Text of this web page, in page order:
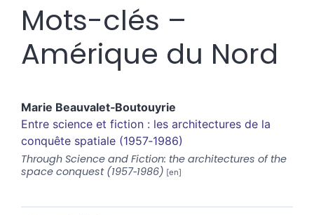
Mots-clés –
Amérique du Nord
Marie Beauvalet‑Boutouyrie
Entre science et fiction : les architectures de la
conquête spatiale (1957‑1986)
Through Science and Fiction: the architectures of the
space conquest (1957‑1986)